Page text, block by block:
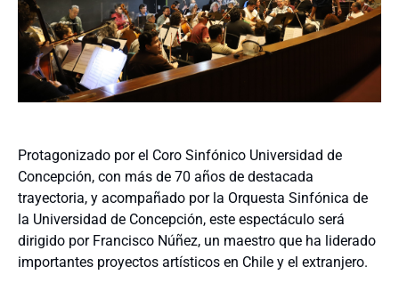
Protagonizado por el Coro Sinfónico Universidad de
Concepción, con más de 70 años de destacada
trayectoria, y acompañado por la Orquesta Sinfónica de
la Universidad de Concepción, este espectáculo será
dirigido por Francisco Núñez, un maestro que ha liderado
importantes proyectos artísticos en Chile y el extranjero.